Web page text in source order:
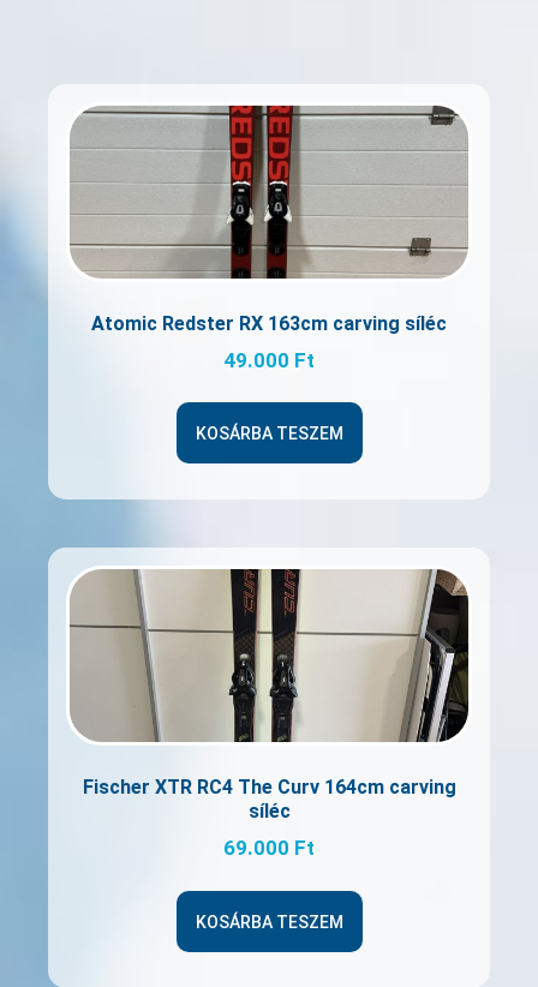
Atomic Redster RX 163cm carving síléc
49.000 Ft
KOSÁRBA TESZEM
Fischer XTR RC4 The Curv 164cm carving
síléc
69.000 Ft
KOSÁRBA TESZEM